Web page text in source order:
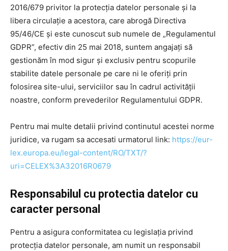
2016/679 privitor la protecția datelor personale și la
libera circulație a acestora, care abrogă Directiva
95/46/CE și este cunoscut sub numele de „Regulamentul
GDPR”, efectiv din 25 mai 2018, suntem angajați să
gestionăm în mod sigur și exclusiv pentru scopurile
stabilite datele personale pe care ni le oferiți prin
folosirea site-ului, serviciilor sau în cadrul activității
noastre, conform prevederilor Regulamentului GDPR.
Pentru mai multe detalii privind continutul acestei norme
juridice, va rugam sa accesati urmatorul link: https://eur-
lex.europa.eu/legal-content/RO/TXT/?
uri=CELEX%3A32016R0679
Responsabilul cu protectia datelor cu
caracter personal
Pentru a asigura conformitatea cu legislația privind
protecția datelor personale, am numit un responsabil